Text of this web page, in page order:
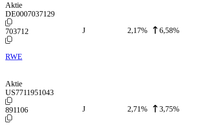
Aktie
DE0007037129
703712
RWE
J 2,17% 6,58%
Aktie
US7711951043
891106 J 2,71% 3,75%